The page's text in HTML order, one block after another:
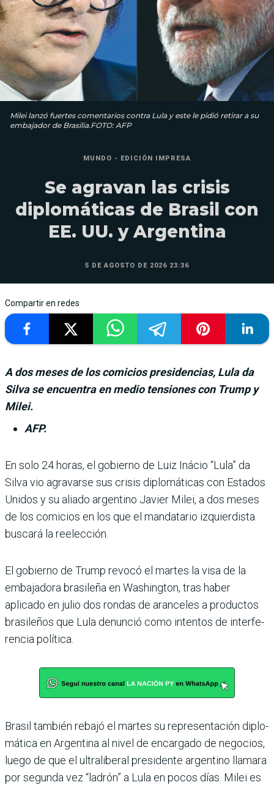
Milei lanzó fuertes comentarios contra Lula y este le pidió retirar a su
embajador de Brasilia.FOTO: AFP
MUNDO - EDICIÓN IMPRESA
Se agravan las crisis
diplomáticas de Brasil con
EE. UU. y Argentina
5 DE AGOSTO DE 2026 23:36
Compartir en redes
A dos meses de los comicios presidencias, Lula da
Silva se encuentra en medio tensiones con Trump y
Milei.
AFP.
En solo 24 horas, el gobierno de Luiz Iná­cio “Lula” da
Silva vio agravarse sus crisis diplomá­ticas con Estados
Unidos y su aliado argentino Javier Milei, a dos meses
de los comicios en los que el mandatario izquier­dista
buscará la reelección.
El gobierno de Trump revocó el martes la visa de la
embaja­dora brasileña en Washington, tras haber
aplicado en julio dos rondas de aranceles a produc­tos
brasileños que Lula denun­ció como intentos de interfe­
rencia política.
Brasil también rebajó el mar­tes su representación diplo­
mática en Argentina al nivel de encargado de negocios,
luego de que el ultraliberal presi­dente argentino llamara
por segunda vez “ladrón” a Lula en pocos días. Milei es